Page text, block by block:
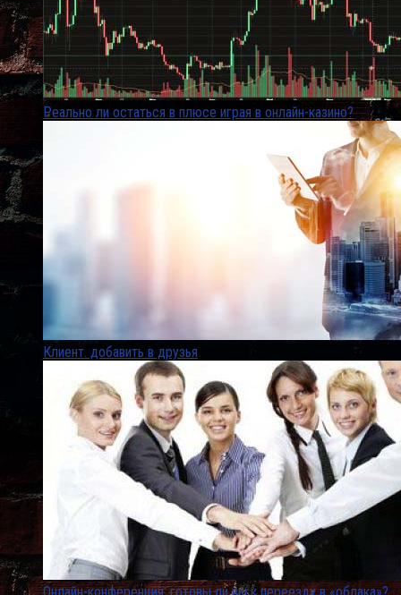
Реально ли остаться в плюсе играя в онлайн-казино?
Клиент. добавить в друзья